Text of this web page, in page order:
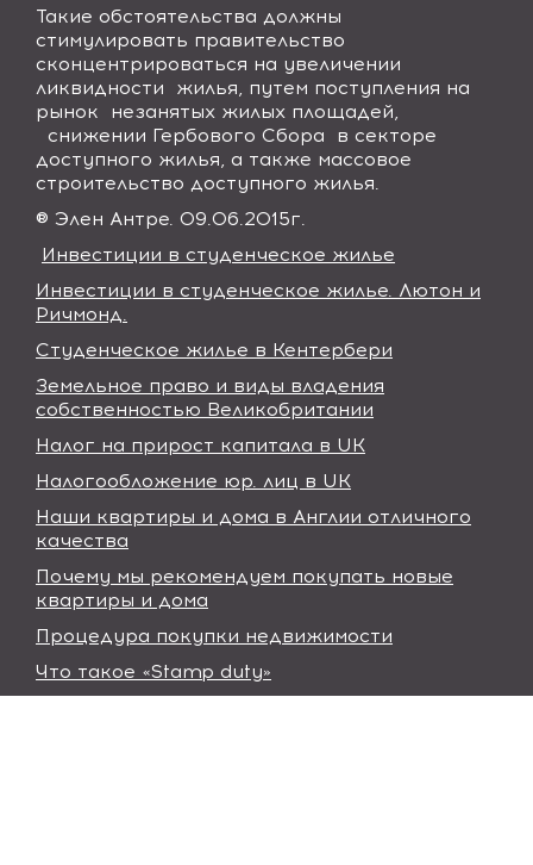
Такие обстоятельства должны
стимулировать правительство
сконцентрироваться на увеличении
ликвидности
жилья, путем поступления на
рынок
незанятых жилых площадей,
снижении Гербового Сбора
в секторе
доступного жилья, а также массовое
строительство доступного жилья.
® Элен Антре. 09.06.2015г.
Инвестиции в студенческое жилье
Инвестиции в студенческое жилье. Лютон и
Ричмонд.
Студенческое жилье в Кентербери
Земельное право и виды владения
собственностью Великобритании
Налог на прирост капитала в UK
Налогообложение юр. лиц в UK
Наши квартиры и дома в Англии отличного
качества
Почему мы рекомендуем покупать новые
квартиры и дома
Процедура покупки недвижимости
Что такое «Stamp duty»